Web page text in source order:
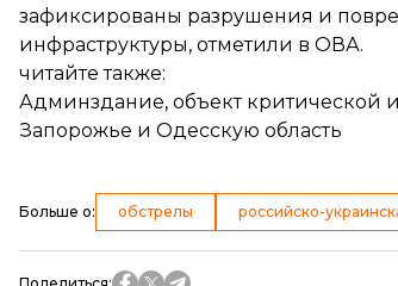
зафиксированы разрушения и
инфраструктуры, отметили в ОВА.
читайте также:
Админздание, объект критической
Запорожье и Одесскую область
Больше о: обстрелы российско-